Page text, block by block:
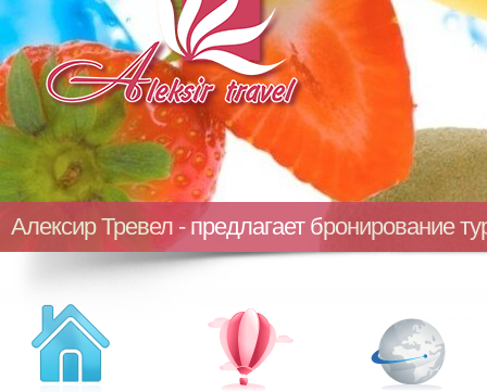
Алексир Тревел - предлагает бронирование